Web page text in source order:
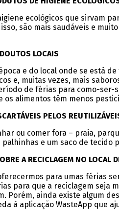
ecológicos que sirvam
são mais saudáveis e
LOCAIS
e do local onde se está
e, muitas vezes, mais
de férias para como-
os alimentos têm menos
PELOS
ou comer fora – praia,
e um saco de tecido
A RECICLAGEM NO LOCAL
para umas férias
para que a reciclagem seja
Porém, ainda existe algum
à aplicação WasteApp que